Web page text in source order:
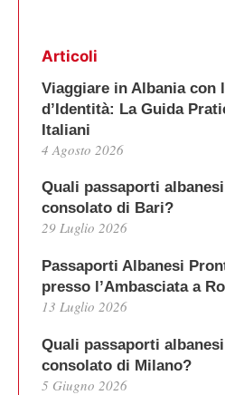
Articoli
Viaggiare in Albania con
d’Identità: La Guida
Italiani
4 Agosto 2026
Quali passaporti
consolato di Bari?
29 Luglio 2026
Passaporti Albanesi
presso l’Ambasciata a
13 Luglio 2026
Quali passaporti
consolato di Milano?
5 Giugno 2026